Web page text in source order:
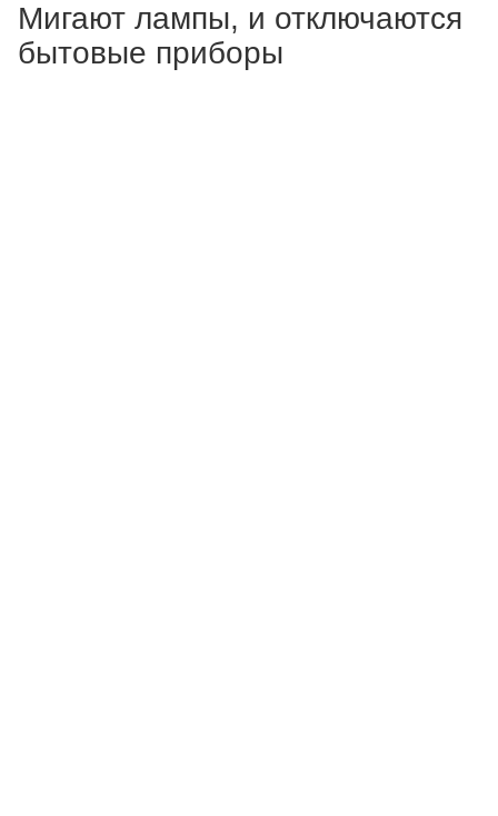
Мигают лампы, и отключаются
бытовые приборы